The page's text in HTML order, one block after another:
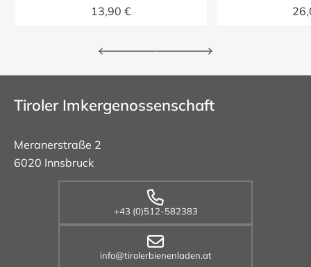
13,90 €
Tiroler Imkergenossenschaft
Meranerstraße 2
6020 Innsbruck
+43 (0)512-582383
info@tirolerbienenladen.at